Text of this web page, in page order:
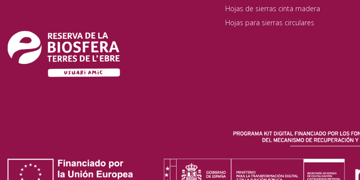
Hojas de sierras cinta madera
Hojas para sierras circulares